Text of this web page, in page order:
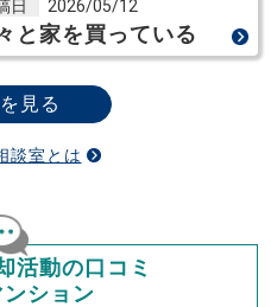
日 2026/05/12
と家を買っている
見る
談室とは
活動の口コミ
ション